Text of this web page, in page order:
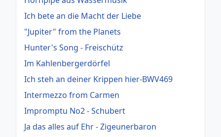
Ich bete an die Macht der Liebe
"Jupiter" from the Planets
Hunter's Song - Freischütz
Im Kahlenbergerdörfel
Ich steh an deiner Krippen hier-BWV469
Intermezzo from Carmen
Impromptu No2 - Schubert
Ja das alles auf Ehr - Zigeunerbaron